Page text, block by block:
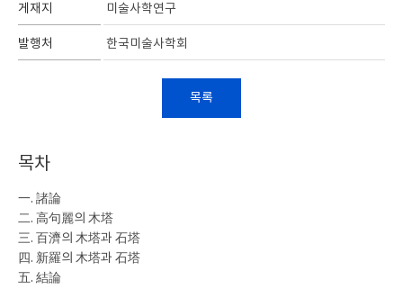
게재지 미술사학연구
발행처 한국미술사학회
목록
목차
一. 諸論
二. 高句麗의 木塔
三. 百濟의 木塔과 石塔
四. 新羅의 木塔과 石塔
五. 結論